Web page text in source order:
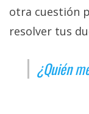
otra cuestión
resolver tus
¿Quién